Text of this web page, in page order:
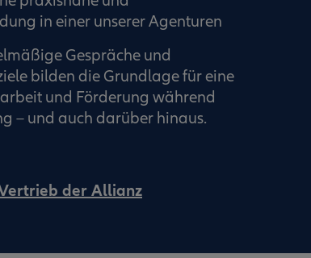
in einer unserer Agenturen
Gespräche und
bilden die Grundlage für eine
und Förderung während
– und auch darüber hinaus.
der Allianz